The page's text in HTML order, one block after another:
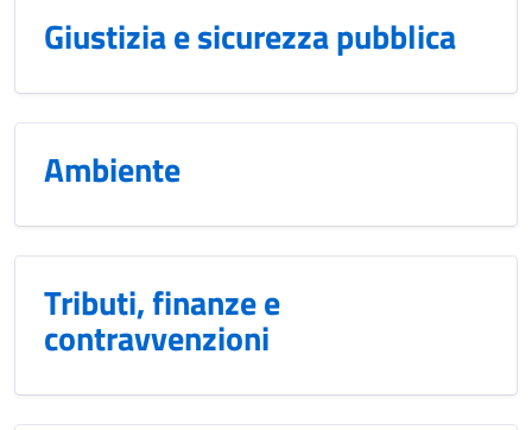
Giustizia e sicurezza pubblica
Ambiente
Tributi, finanze e
contravvenzioni